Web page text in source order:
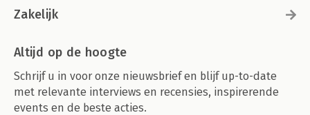
Zakelijk
Altijd op de hoogte
Schrijf u in voor onze nieuwsbrief en blijf up-to-date
met relevante interviews en recensies, inspirerende
events en de beste acties.